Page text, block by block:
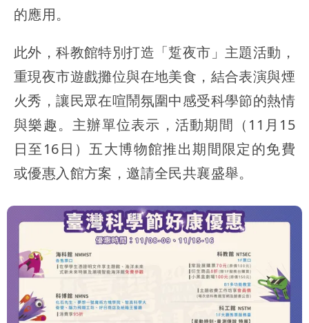
的應用。
此外，科教館特別打造「踅夜市」主題活動，
重現夜市遊戲攤位與在地美食，結合表演與煙
火秀，讓民眾在喧鬧氛圍中感受科學節的熱情
與樂趣。主辦單位表示，活動期間（11月15
日至16日）五大博物館推出期間限定的免費
或優惠入館方案，邀請全民共襄盛舉。